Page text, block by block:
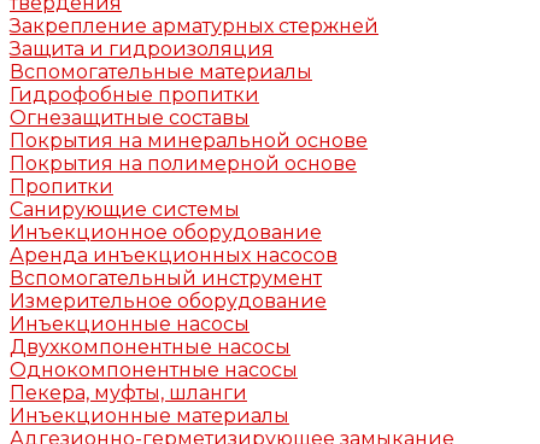
Закрепление арматурных стержней
Защита и гидроизоляция
Вспомогательные материалы
Гидрофобные пропитки
Огнезащитные составы
Покрытия на минеральной основе
Покрытия на полимерной основе
Пропитки
Санирующие системы
Инъекционное оборудование
Аренда инъекционных насосов
Вспомогательный инструмент
Измерительное оборудование
Инъекционные насосы
Двухкомпонентные насосы
Однокомпонентные насосы
Пекера, муфты, шланги
Инъекционные материалы
Адгезионно-герметизирующее замыкание